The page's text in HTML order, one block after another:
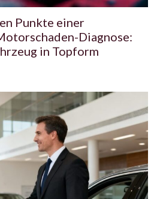
Punkte einer
Diagnose:
in Topform